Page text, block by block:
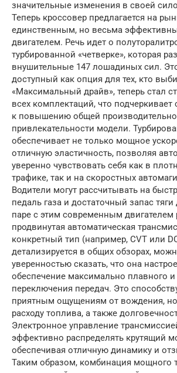
значительные изменения в своей
Теперь кроссовер предлагается на
единственным, но весьма
двигателем. Речь идет о
турбированной «четверке», которая
внушительные 147 лошадиных сил.
доступный как опция для тех, кто
«Максимальный драйв», теперь стал
всех комплектаций, что подчеркивает
к повышению общей
привлекательности модели.
обеспечивает не только мощное
отличную эластичность, позволяя
уверенно чувствовать себя как в
трафике, так и на скоростных
Водители могут рассчитывать на
педаль газа и достаточный запас
паре с этим современным двигателем
продвинутая автоматическая
конкретный тип (например, CVT или
детализируется в общих обзорах,
уверенностью сказать, что она
обеспечение максимально плавного
переключения передач. Это
приятным ощущениям от вождения,
расходу топлива, а также
Электронное управление
эффективно распределять крутящий
обеспечивая отличную динамику и
Таким образом, комбинация мощного